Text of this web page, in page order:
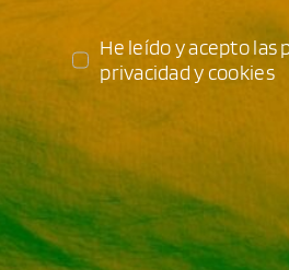
He leído y acepto las
privacidad y cookies